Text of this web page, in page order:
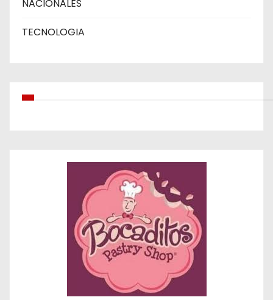
NACIONALES
TECNOLOGIA